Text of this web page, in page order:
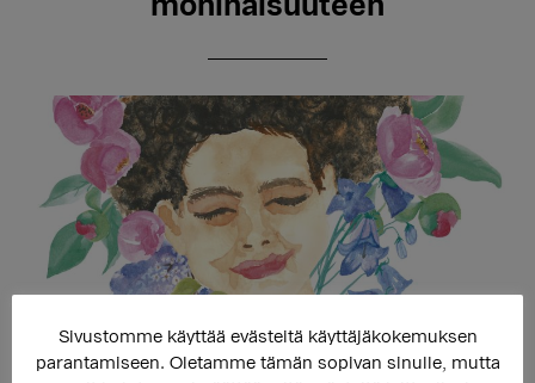
moninaisuuteen
Seta julkaisi tänään opetusalan Educa-messuilla uuden
Sivustomme käyttää evästeitä käyttäjäkokemuksen
parantamiseen. Oletamme tämän sopivan sinulle, mutta